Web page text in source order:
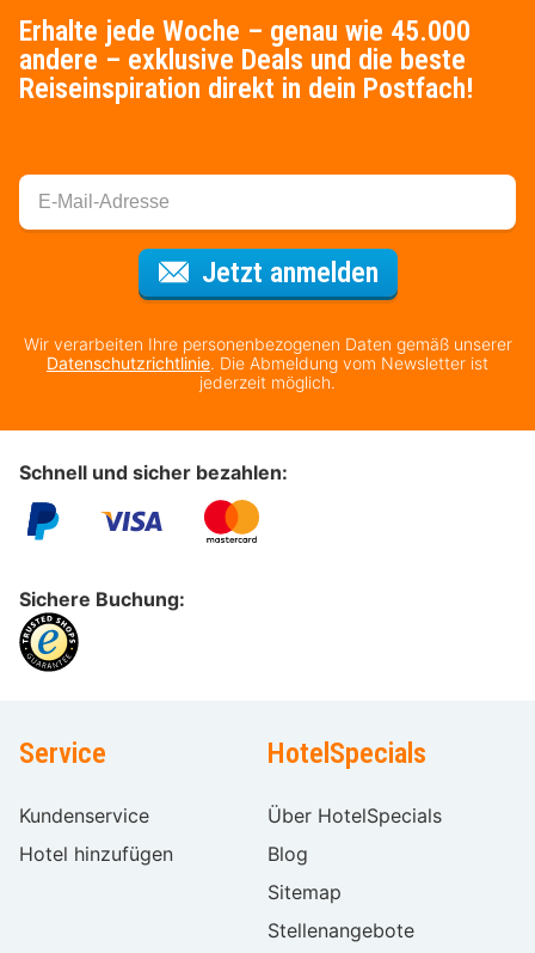
Erhalte jede Woche – genau wie 45.000
andere – exklusive Deals und die beste
Reiseinspiration direkt in dein Postfach!
Jetzt anmeldenFür den
Wir verarbeiten Ihre personenbezogenen Daten gemäß unserer
Datenschutzrichtlinie. Die Abmeldung vom Newsletter ist
jederzeit möglich.
Schnell und sicher bezahlen:
Sichere Buchung:
Service
Kundenservice
Hotel hinzufügen
HotelSpecials
Über HotelSpecials
Blog
Sitemap
Stellenangebote